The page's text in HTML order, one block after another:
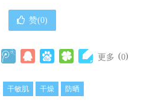
赞(0)
更多 (0)
干敏肌 干燥 防晒